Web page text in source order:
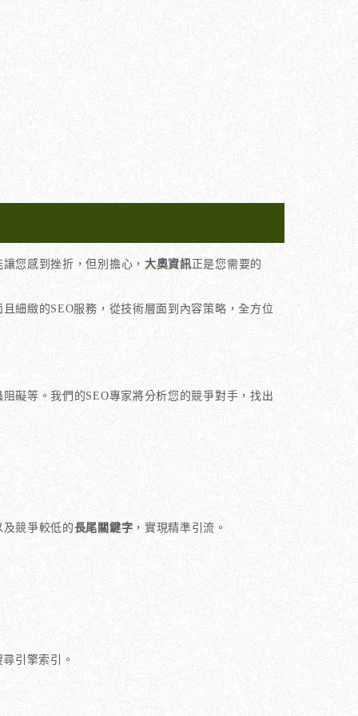
您感到挫折，但別擔心， 大奧資訊正是您需要的
細緻的SEO服務，從技術層面到內容策略，全方位
礙等。我們的SEO專家將分析您的競爭對手，找出
競爭較低的長尾關鍵字 ，實現精準引流。
引擎索引。